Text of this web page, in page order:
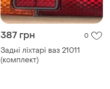
387 грн 0
Задні ліхтарі ваз 21011
(комплект)